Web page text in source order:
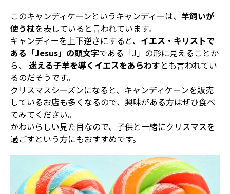
このキャンディケーンというキャンディーは、 羊飼いが
使う杖を表していると言われています。
キャンディーを上下逆さにすると、 イエス・キリストで
ある「Jesus」の頭文字である「J」の形に見えることか
ら、 迷える子羊を導くイエスをあらわすとも言われてい
るのだそうです。
クリスマスシーズンになると、キャンディケーンを販売
しているお店も多くなるので、興味がある方はぜひ食べ
てみてください。
かわいらしい見た目なので、子供と一緒にクリスマスを
過ごすという方にもおすすめです。